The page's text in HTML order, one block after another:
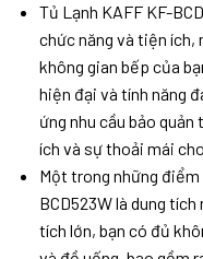
Tủ Lạnh KAFF KF-
chức năng và tiện
không gian bếp của
hiện đại và tính năng
ứng nhu cầu bảo
ích và sự thoải mái
Một trong những
BCD523W là dung
tích lớn, bạn có đủ